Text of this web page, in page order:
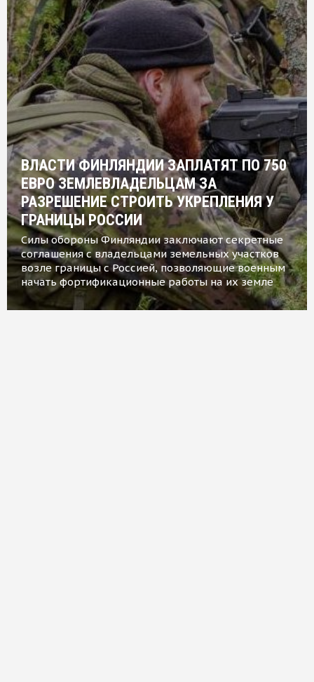
ВЛАСТИ ФИНЛЯНДИИ ЗАПЛАТЯТ ПО 750
ЕВРО ЗЕМЛЕВЛАДЕЛЬЦАМ ЗА
РАЗРЕШЕНИЕ СТРОИТЬ УКРЕПЛЕНИЯ У
ГРАНИЦЫ РОССИИ
Силы обороны Финляндии заключают секретные
соглашения с владельцами земельных участков
возле границы с Россией, позволяющие военным
начать фортификационные работы на их земле